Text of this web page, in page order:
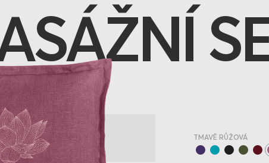
TMAVĚ RŮŽOVÁ